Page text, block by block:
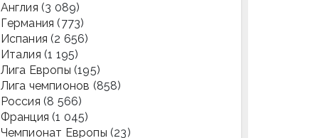
Англия (3 089)
Германия (773)
Испания (2 656)
Италия (1 195)
Лига Европы (195)
Лига чемпионов (858)
Россия (8 566)
Франция (1 045)
Чемпионат Европы (23)